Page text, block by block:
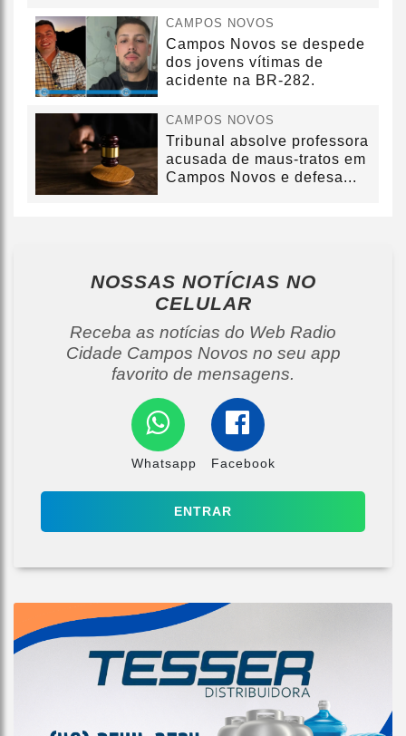
CAMPOS NOVOS
Campos Novos se despede
dos jovens vítimas de
acidente na BR-282.
CAMPOS NOVOS
Tribunal absolve professora
acusada de maus-tratos em
Campos Novos e defesa...
NOSSAS NOTÍCIAS NO
CELULAR
Receba as notícias do Web Radio
Cidade Campos Novos no seu app
favorito de mensagens.
Whatsapp Facebook
ENTRAR